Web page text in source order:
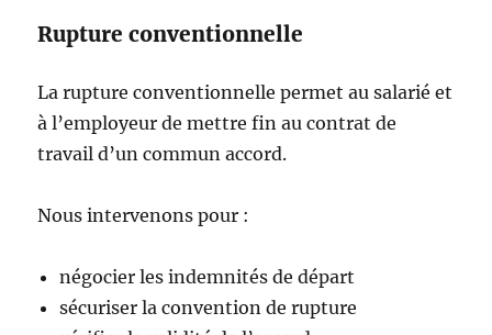
Rupture conventionnelle
La rupture conventionnelle permet au salarié et
à l’employeur de mettre fin au contrat de
travail d’un commun accord.
Nous intervenons pour :
négocier les indemnités de départ
sécuriser la convention de rupture